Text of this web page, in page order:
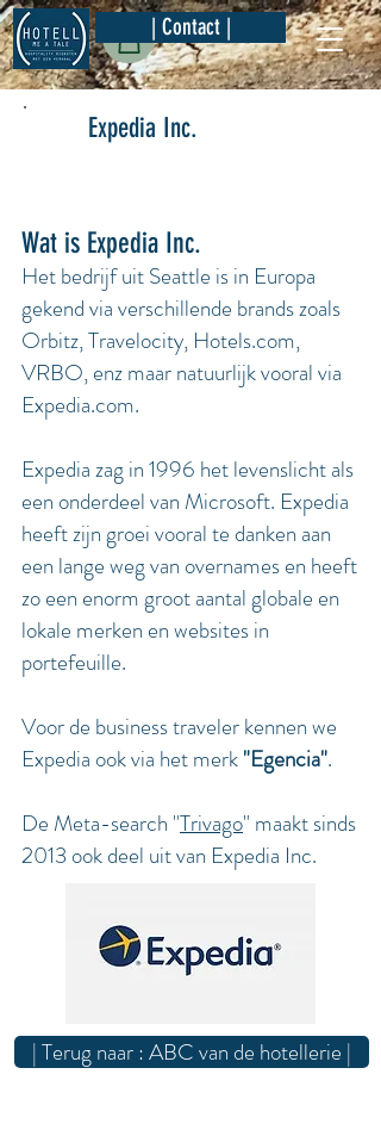
| Contact |
Expedia Inc.
Wat is Expedia Inc.
Het bedrijf uit Seattle is in Europa
gekend via verschillende brands zoals
Orbitz, Travelocity, Hotels.com,
VRBO, enz maar natuurlijk vooral via
Expedia.com.
Expedia zag in 1996 het levenslicht als
een onderdeel van Microsoft. Expedia
heeft zijn groei vooral te danken aan
een lange weg van overnames en heeft
zo een enorm groot aantal globale en
lokale merken en websites in
portefeuille.
Voor de business traveler kennen we
Expedia ook via het merk"Egencia".
De Meta-search "Trivago" maakt sinds
2013 ook deel uit van Expedia Inc.
| Terug naar : ABC van de hotellerie |